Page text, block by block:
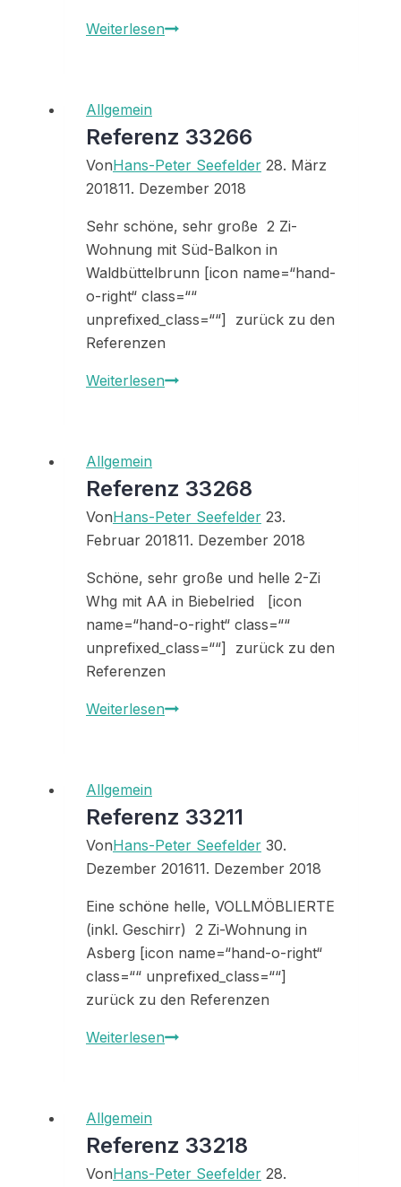
Weiterlesen33244
Allgemein
Referenz 33266
VonHans-Peter Seefelder 28. März
201811. Dezember 2018
Sehr schöne, sehr große 2 Zi-
Wohnung mit Süd-Balkon in
Waldbüttelbrunn [icon name=“hand-
o-right“ class=““
unprefixed_class=““] zurück zu den
Referenzen
WeiterlesenReferenz
Allgemein
Referenz 33268
VonHans-Peter Seefelder 23.
Februar 201811. Dezember 2018
Schöne, sehr große und helle 2-Zi
Whg mit AA in Biebelried [icon
name=“hand-o-right“ class=““
unprefixed_class=““] zurück zu den
Referenzen
WeiterlesenReferenz
Allgemein
Referenz 33211
VonHans-Peter Seefelder 30.
Dezember 201611. Dezember 2018
Eine schöne helle, VOLLMÖBLIERTE
(inkl. Geschirr) 2 Zi-Wohnung in
Asberg [icon name=“hand-o-right“
class=““ unprefixed_class=““]
zurück zu den Referenzen
WeiterlesenReferenz
Allgemein
Referenz 33218
VonHans-Peter Seefelder 28.